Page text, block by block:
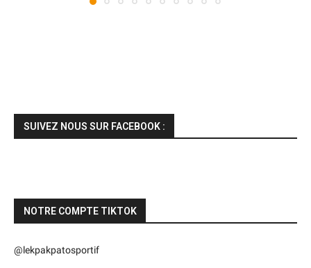
SUIVEZ NOUS SUR FACEBOOK :
NOTRE COMPTE TIKTOK
@lekpakpatosportif